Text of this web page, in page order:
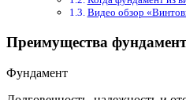
Видео обзор
Преимущества
Фундамент